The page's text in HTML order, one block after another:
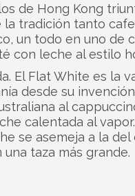
de Hong Kong
la tradición tanto
un todo en uno de
con leche al estilo
El Flat White es la
desde su
al
calentada al
se asemeja a la del
taza más grande.